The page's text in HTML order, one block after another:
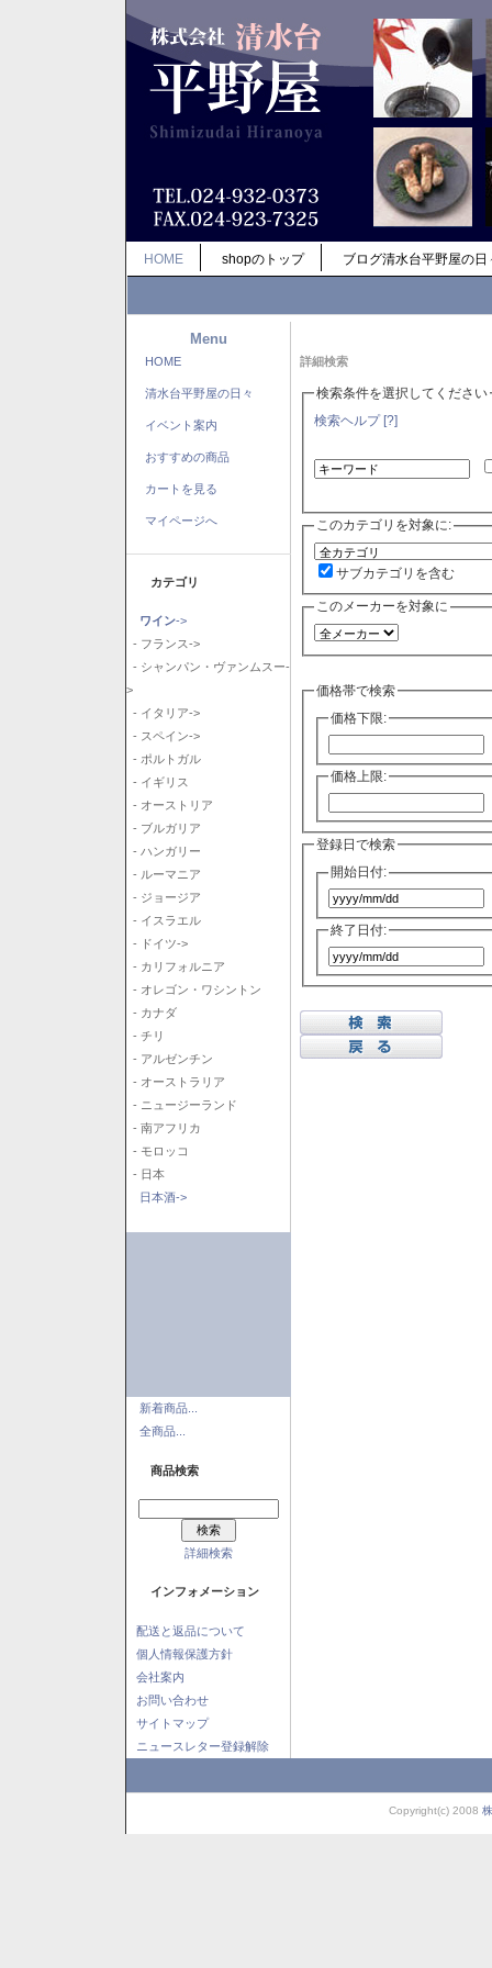
HOME shopのトップ ブログ清水台平野屋の日
Menu
HOME
清水台平野屋の日々
イベント案内
おすすめの商品
カートを見る
マイページへ
カテゴリ
ワイン->
- フランス->
- シャンパン・ヴァンムスー-
>
- イタリア->
- スペイン->
- ポルトガル
- イギリス
- オーストリア
- ブルガリア
- ハンガリー
- ルーマニア
- ジョージア
- イスラエル
- ドイツ->
- カリフォルニア
- オレゴン・ワシントン
- カナダ
- チリ
- アルゼンチン
- オーストラリア
- ニュージーランド
- 南アフリカ
- モロッコ
- 日本
日本酒->
新着商品...
全商品...
商品検索
詳細検索
インフォメーション
配送と返品について
個人情報保護方針
会社案内
お問い合わせ
サイトマップ
ニュースレター登録解除
詳細検索
検索条件を選択してください
検索ヘルプ [?]
このカテゴリを対象に:
サブカテゴリを含む
このメーカーを対象に
価格帯で検索
価格下限:
価格上限:
登録日で検索
開始日付:
終了日付:
Copyright(c) 2008